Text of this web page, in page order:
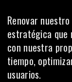
Renovar
estratégica que
con nuestra
tiempo,
usuarios.